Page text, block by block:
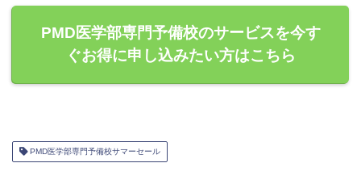
PMD医学部専門予備校のサービスを今す
ぐお得に申し込みたい方はこちら
PMD医学部専門予備校サマーセール